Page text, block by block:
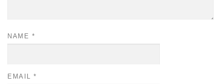
NAME *
EMAIL *